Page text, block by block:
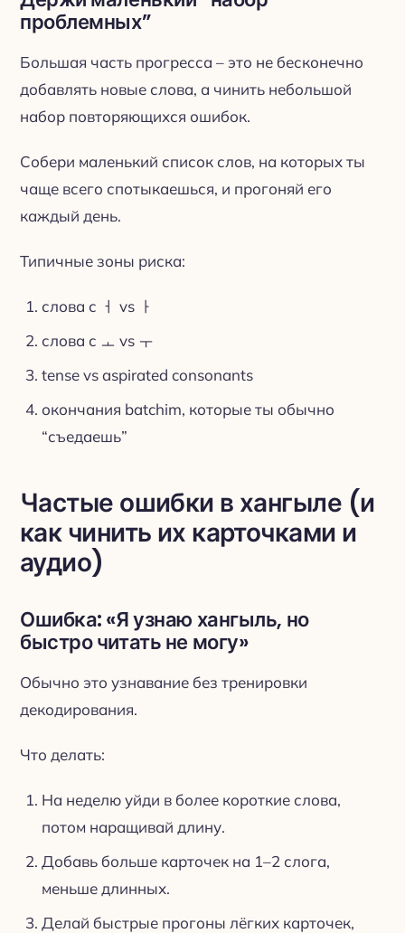
проблемных”
Большая часть прогресса – это не бесконечно
добавлять новые слова, а чинить небольшой
набор повторяющихся ошибок.
Собери маленький список слов, на которых ты
чаще всего спотыкаешься, и прогоняй его
каждый день.
Типичные зоны риска:
слова с ㅓ vs ㅏ
слова с ㅗ vs ㅜ
tense vs aspirated consonants
окончания batchim, которые ты обычно
“съедаешь”
Частые ошибки в хангыле (и
как чинить их карточками и
аудио)
Ошибка: «Я узнаю хангыль, но
быстро читать не могу»
Обычно это узнавание без тренировки
декодирования.
Что делать:
На неделю уйди в более короткие слова,
потом наращивай длину.
Добавь больше карточек на 1–2 слога,
меньше длинных.
Делай быстрые прогоны лёгких карточек,